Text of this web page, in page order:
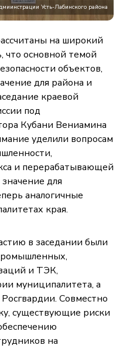
Усть-Лабинского района
на широкий
что основной темой
объектов,
для района и
краевой
под
Кубани Вениамина
уделили вопросам
и перерабатывающей
для
аналогичные
края.
в заседании были
и ТЭК,
муниципалитета, а
Совместно
существующие риски
на